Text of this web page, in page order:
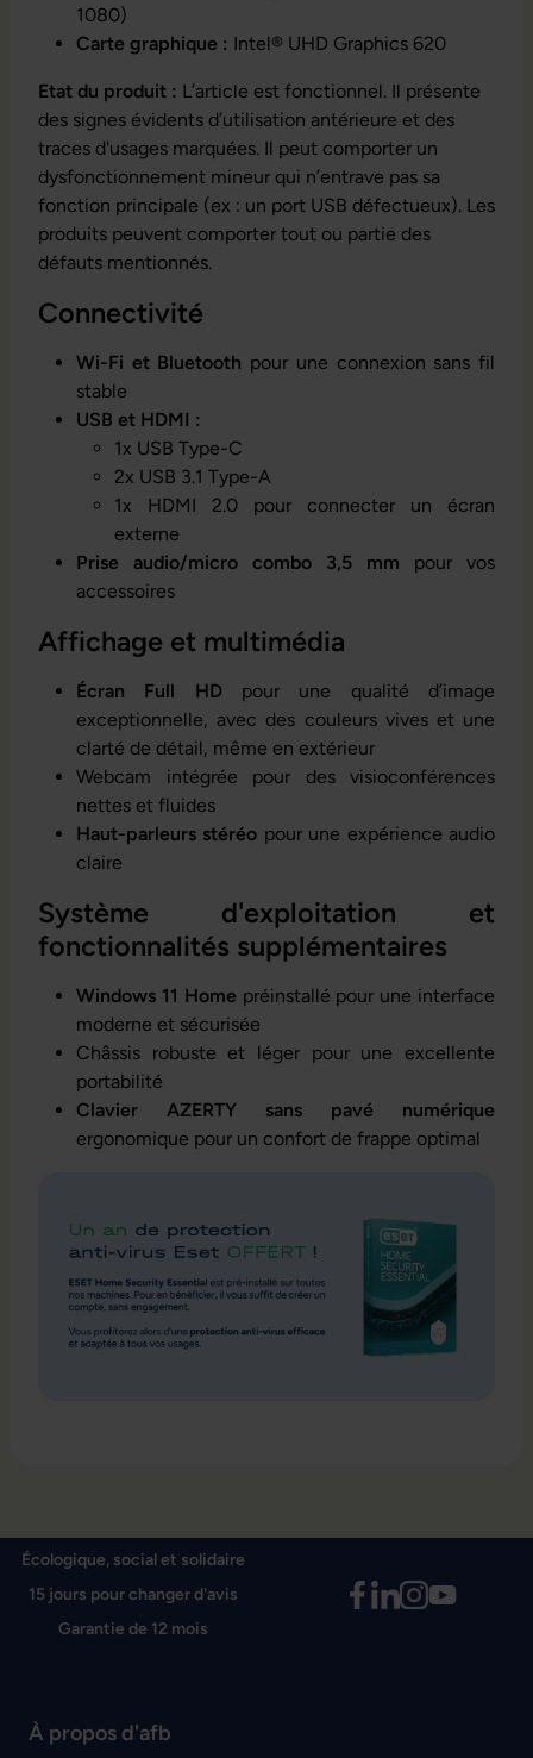
1080)
Carte graphique : Intel® UHD Graphics 620
Etat du produit : L’article est fonctionnel. Il présente
des signes évidents d’utilisation antérieure et des
traces d'usages marquées. Il peut comporter un
dysfonctionnement mineur qui n’entrave pas sa
fonction principale (ex : un port USB défectueux). Les
produits peuvent comporter tout ou partie des
défauts mentionnés.
Connectivité
Wi-Fi et Bluetooth pour une connexion sans fil
stable
USB et HDMI :
1x USB Type-C
2x USB 3.1 Type-A
1x HDMI 2.0 pour connecter un écran
externe
Prise audio/micro combo 3,5 mm pour vos
accessoires
Affichage et multimédia
Écran Full HD pour
une qualité d’image
exceptionnelle, avec des couleurs vives et une
clarté de détail, même en extérieur
Webcam intégrée pour des visioconférences
nettes et fluides
Haut-parleurs stéréo pour une expérience audio
claire
Système d'exploitation et
fonctionnalités supplémentaires
Windows 11 Home préinstallé pour une interface
moderne et sécurisée
Châssis robuste et léger pour une excellente
portabilité
Clavier AZERTY sans pavé numérique
ergonomique pour un confort de frappe optimal
Écologique, social et solidaire
15 jours pour changer d'avis
Garantie de 12 mois
À propos d'afb